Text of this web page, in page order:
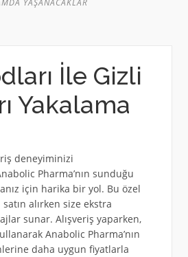
YAŞANACAKLAR
İle Gizli
Yakalama
deneyiminizi
Pharma’nın sunduğu
için harika bir yol. Bu özel
alırken size ekstra
sunar. Alışveriş yaparken,
Anabolic Pharma’nın
daha uygun fiyatlarla